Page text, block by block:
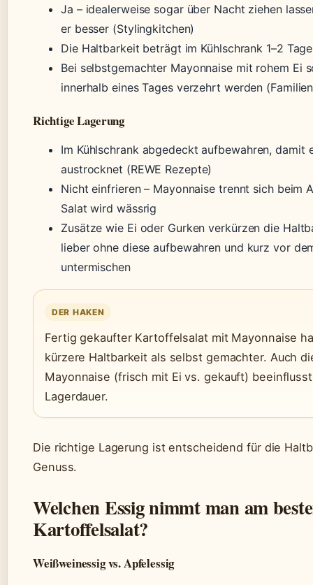
Ja – idealerweise sogar über Nacht ziehen
er besser (Stylingkitchen)
Die Haltbarkeit beträgt im Kühlschrank 1–2
Bei selbstgemachter Mayonnaise mit rohem Ei
innerhalb eines Tages verzehrt werden
Richtige Lagerung
Im Kühlschrank abgedeckt aufbewahren, damit
austrocknet (REWE Rezepte)
Nicht einfrieren – Mayonnaise trennt sich beim
Salat wird wässrig
Zusätze wie Ei oder Gurken verkürzen die
lieber ohne diese aufbewahren und kurz vor
untermischen
DER HAKEN
Fertig gekaufter Kartoffelsalat mit Mayonnaise
kürzere Haltbarkeit als selbst gemachter. Auch
Mayonnaise (frisch mit Ei vs. gekauft)
Lagerdauer.
Die richtige Lagerung ist entscheidend für die
Genuss.
Welchen Essig nimmt man am
Kartoffelsalat?
Weißweinessig vs. Apfelessig